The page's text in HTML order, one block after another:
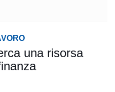
una risorsa